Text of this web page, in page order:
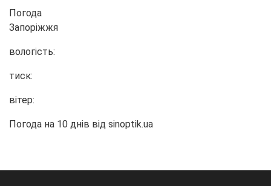
Погода
Запоріжжя
вологість:
тиск:
вітер:
Погода на 10 днів від sinoptik.ua